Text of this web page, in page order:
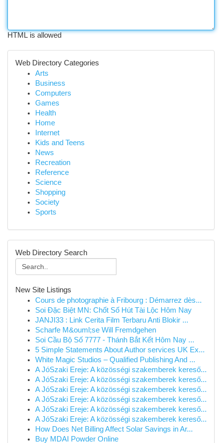
HTML is allowed
Web Directory Categories
Arts
Business
Computers
Games
Health
Home
Internet
Kids and Teens
News
Recreation
Reference
Science
Shopping
Society
Sports
Web Directory Search
New Site Listings
Cours de photographie à Fribourg : Démarrez dès...
Soi Đặc Biệt MN: Chốt Số Hút Tài Lộc Hôm Nay
JANJI33 : Link Cerita Film Terbaru Anti Blokir ...
Scharfe M&ouml;se Will Fremdgehen
Soi Cầu Bộ Số 7777 - Thánh Bắt Kết Hôm Nay ...
5 Simple Statements About Author services UK Ex...
White Magic Studios – Qualified Publishing And ...
A JóSzaki Ereje: A közösségi szakemberek kereső...
A JóSzaki Ereje: A közösségi szakemberek kereső...
A JóSzaki Ereje: A közösségi szakemberek kereső...
A JóSzaki Ereje: A közösségi szakemberek kereső...
A JóSzaki Ereje: A közösségi szakemberek kereső...
A JóSzaki Ereje: A közösségi szakemberek kereső...
How Does Net Billing Affect Solar Savings in Ar...
Buy MDAI Powder Online